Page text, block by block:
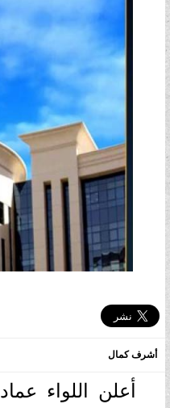
أشرف كمال
أعلن اللواء